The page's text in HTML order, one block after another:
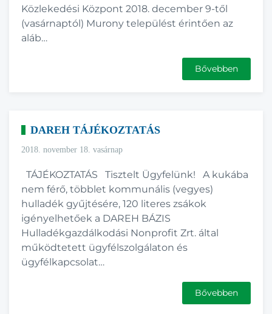
Közlekedési Központ 2018. december 9-től
(vasárnaptól) Murony települést érintően az
aláb…
Bővebben
DAREH TÁJÉKOZTATÁS
2018. november 18. vasárnap
TÁJÉKOZTATÁS Tisztelt Ügyfelünk! A kukába
nem férő, többlet kommunális (vegyes)
hulladék gyűjtésére, 120 literes zsákok
igényelhetőek a DAREH BÁZIS
Hulladékgazdálkodási Nonprofit Zrt. által
működtetett ügyfélszolgálaton és
ügyfélkapcsolat…
Bővebben